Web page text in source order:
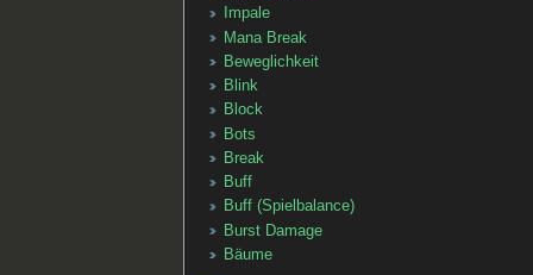
Impale
Mana Break
Beweglichkeit
Blink
Block
Bots
Break
Buff
Buff (Spielbalance)
Burst Damage
Bäume